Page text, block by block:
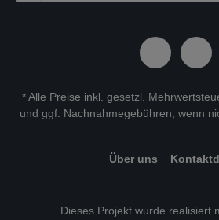
* Alle Preise inkl. gesetzl.
und ggf. Nachnahmegebühren, wenn
Über uns
Dieses Projekt wurde realisiert